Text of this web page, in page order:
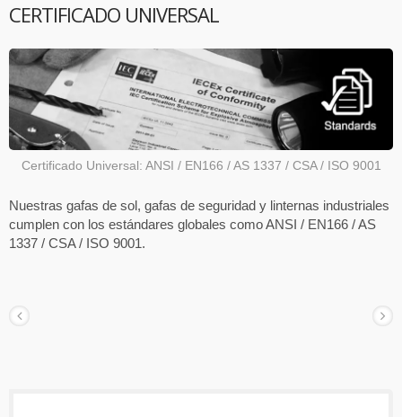
CERTIFICADO UNIVERSAL
Certificado Universal: ANSI / EN166 / AS 1337 / CSA / ISO 9001
Nuestras gafas de sol, gafas de seguridad y linternas industriales
cumplen con los estándares globales como ANSI / EN166 / AS
1337 / CSA / ISO 9001.